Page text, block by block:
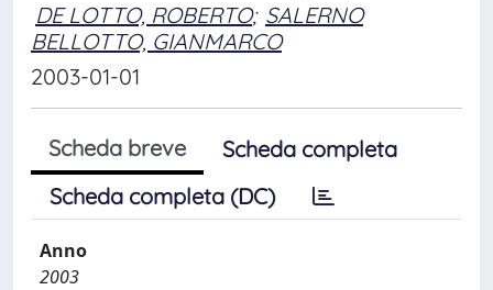
DE LOTTO, ROBERTO; SALERNO
BELLOTTO, GIANMARCO
2003-01-01
Scheda breve
Scheda completa
Scheda completa (DC)
Anno
2003